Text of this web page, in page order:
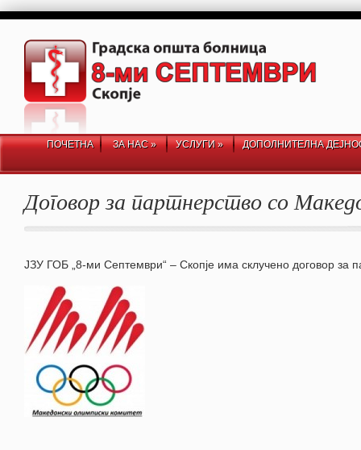
ПОЧЕТНА ЗА НАС» УСЛУГИ» ДОПОЛНИТЕЛНА
Договор за партнерство со
ЈЗУ ГОБ „8-ми Септември“ – Скопје има склучено договор за